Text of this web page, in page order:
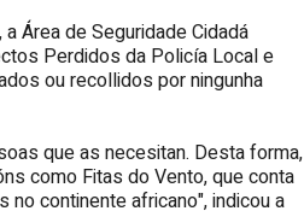
Área de Seguridade Cidadá
Perdidos da Policía Local e
ou recollidos por ningunha
que as necesitan. Desta forma,
como Fitas do Vento, que conta
continente africano", indicou a